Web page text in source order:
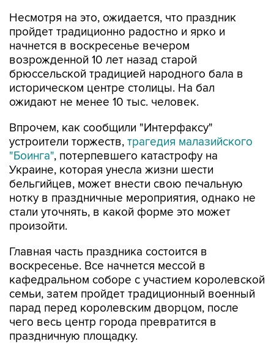
Несмотря на это, ожидается, что праздник
пройдет традиционно радостно и ярко и
начнется в воскресенье вечером
возрожденной 10 лет назад старой
брюссельской традицией народного бала в
историческом центре столицы. На бал
ожидают не менее 10 тыс. человек.
Впрочем, как сообщили "Интерфаксу"
устроители торжеств, трагедия малазийского
"Боинга", потерпевшего катастрофу на
Украине, которая унесла жизни шести
бельгийцев, может внести свою печальную
нотку в праздничные мероприятия, однако не
стали уточнять, в какой форме это может
произойти.
Главная часть праздника состоится в
воскресенье. Все начнется мессой в
кафедральном соборе с участием королевской
семьи, затем пройдет традиционный военный
парад перед королевским дворцом, после
чего весь центр города превратится в
праздничную площадку.